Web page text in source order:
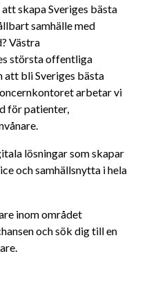
skapa Sveriges bästa
samhälle med
Västra
största offentliga
att bli Sveriges bästa
arbetar vi
för patienter,
lösningar som skapar
och samhällsnytta i hela
inom området
och sök dig till en